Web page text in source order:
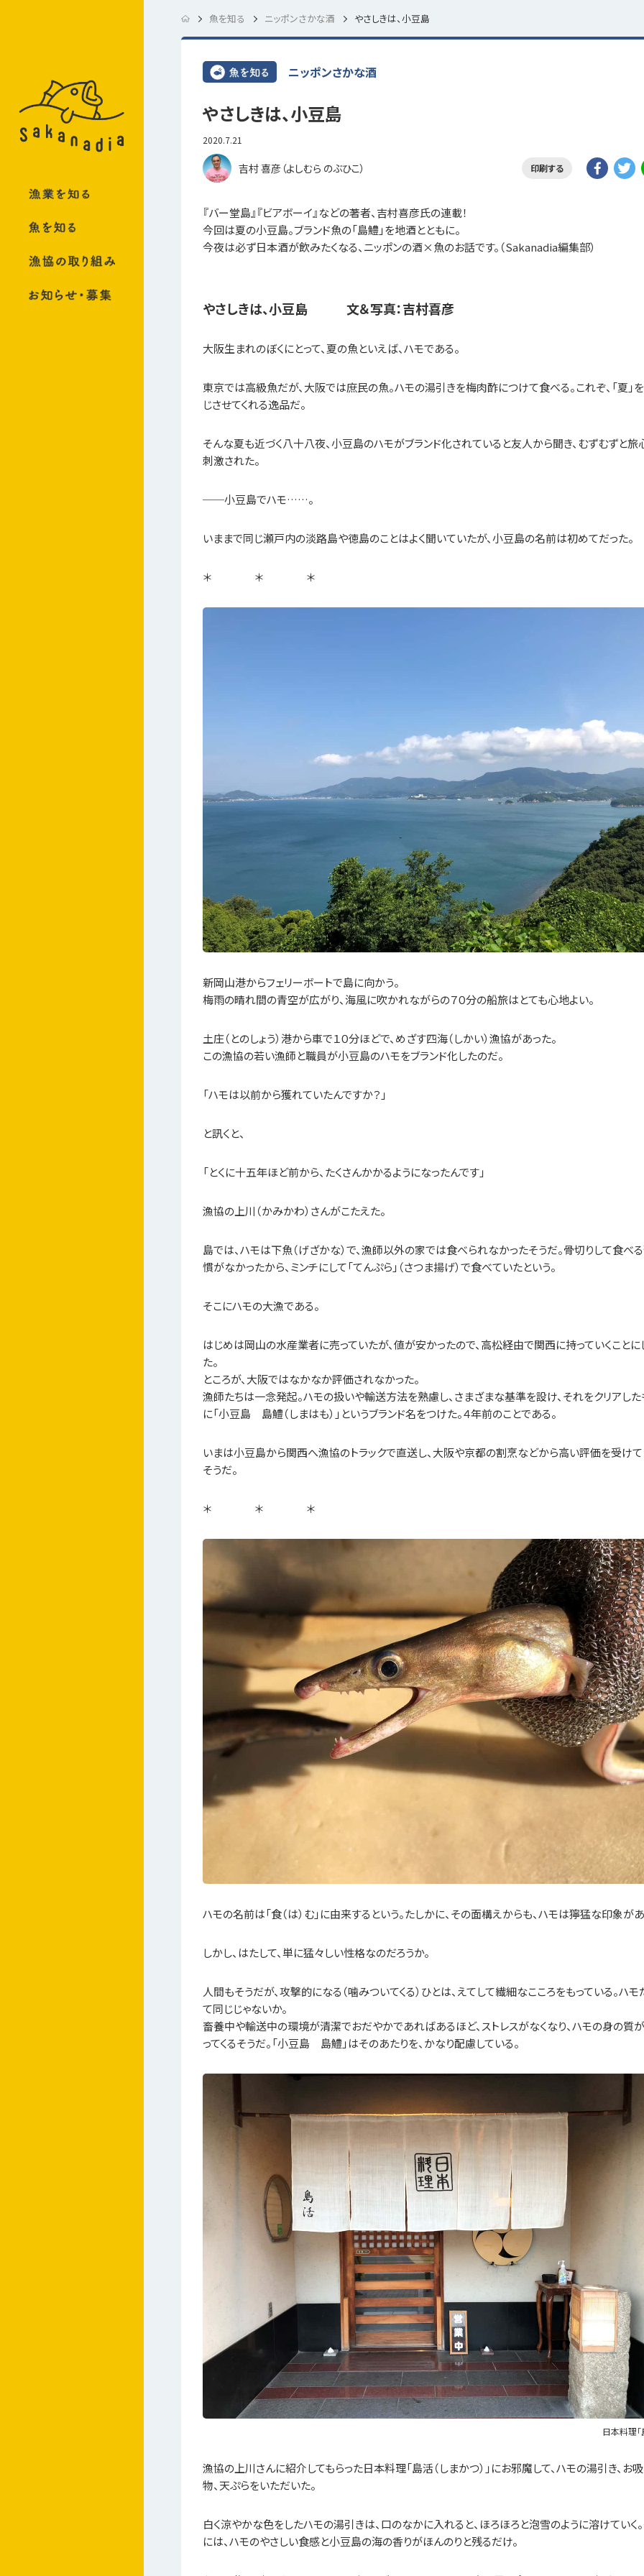
魚を知る ニッポンさかな酒 やさしきは、小豆島
ニッポンさかな酒
やさしきは、小豆島
2020.7.21
吉村 喜彦（よしむら のぶひこ） 印刷する
『バー堂島』『ビアボーイ』などの著者、吉村喜彦氏の連載！
今回は夏の小豆島。ブランド魚の「島鱧」を地酒とともに。
今夜は必ず日本酒が飲みたくなる、ニッポンの酒×魚のお話です。（Sakanadia編集部）
やさしきは、小豆島 文＆写真：吉村喜彦
大阪生まれのぼくにとって、夏の魚といえば、ハモである。
東京では高級魚だが、大阪では庶民の魚。ハモの湯引きを梅肉酢につけて食べる。これぞ、「夏」
じさせてくれる逸品だ。
そんな夏も近づく八十八夜、小豆島のハモがブランド化されていると友人から聞き、むずむずと旅
刺激された。
──小豆島でハモ……。
いままで同じ瀬戸内の淡路島や徳島のことはよく聞いていたが、小豆島の名前は初めてだった。
＊ ＊ ＊
新岡山港からフェリーボートで島に向かう。
梅雨の晴れ間の青空が広がり、海風に吹かれながらの７０分の船旅はとても心地よい。
土庄（とのしょう）港から車で１０分ほどで、めざす四海（しかい）漁協があった。
この漁協の若い漁師と職員が小豆島のハモをブランド化したのだ。
「ハモは以前から獲れていたんですか？」
と訊くと、
「とくに十五年ほど前から、たくさんかかるようになったんです」
漁協の上川（かみかわ）さんがこたえた。
島では、ハモは下魚（げざかな）で、漁師以外の家では食べられなかったそうだ。骨切りして食べ
慣がなかったから、ミンチにして「てんぷら」（さつま揚げ）で食べていたという。
そこにハモの大漁である。
はじめは岡山の水産業者に売っていたが、値が安かったので、高松経由で関西に持っていくことに
た。
ところが、大阪ではなかなか評価されなかった。
漁師たちは一念発起。ハモの扱いや輸送方法を熟慮し、さまざまな基準を設け、それをクリアし
に「小豆島 島鱧（しまはも）」というブランド名をつけた。４年前のことである。
いまは小豆島から関西へ漁協のトラックで直送し、大阪や京都の割烹などから高い評価を受け
そうだ。
＊ ＊ ＊
ハモの名前は「食（は）む」に由来するという。たしかに、その面構えからも、ハモは獰猛な印象があ
しかし、はたして、単に猛々しい性格なのだろうか。
人間もそうだが、攻撃的になる（噛みついてくる）ひとは、えてして繊細なこころをもっている。ハモ
て同じじゃないか。
畜養中や輸送中の環境が清潔でおだやかであればあるほど、ストレスがなくなり、ハモの身の質
ってくるそうだ。「小豆島 島鱧」はそのあたりを、かなり配慮している。
日本料理「
漁協の上川さんに紹介してもらった日本料理「島活（しまかつ）」にお邪魔して、ハモの湯引き、お
物、天ぷらをいただいた。
白く涼やかな色をしたハモの湯引きは、口のなかに入れると、ほろほろと泡雪のように溶けていく
には、ハモのやさしい食感と小豆島の海の香りがほんのりと残るだけ。